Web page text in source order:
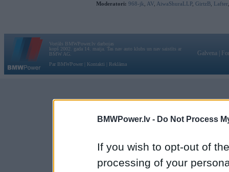
BMWPower.lv - Do Not Process
If you wish to opt-out of
processing of your
Moderatori: 968-jk AV AiwaShuraLLP, GirtzB Lafter
Vortāls BMWPower.lv darbojas
kopš 2002. gada 14. maija. Tas nav auto klubs un nav saistīts ar
BMW AG.
Par BMWPower
Kontakti Reklāma
Galvena